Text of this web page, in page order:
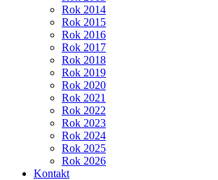
Rok 2014
Rok 2015
Rok 2016
Rok 2017
Rok 2018
Rok 2019
Rok 2020
Rok 2021
Rok 2022
Rok 2023
Rok 2024
Rok 2025
Rok 2026
Kontakt